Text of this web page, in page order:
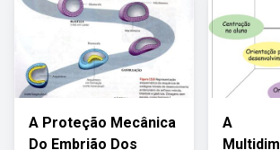
A Proteção Mecânica
Do Embrião Dos
A